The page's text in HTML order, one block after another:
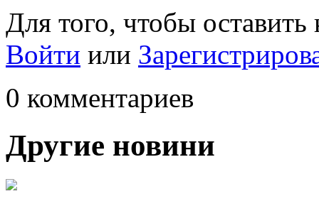
Для того, чтобы
Войти или
0 комментариев
Другие новини